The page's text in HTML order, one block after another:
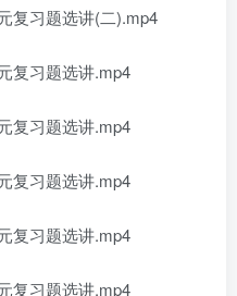
复习题选讲(二).mp4
复习题选讲.mp4
复习题选讲.mp4
复习题选讲.mp4
复习题选讲.mp4
复习题选讲.mp4